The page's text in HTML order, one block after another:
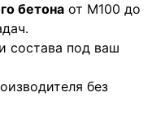
бетона от М100 до
состава под ваш
без